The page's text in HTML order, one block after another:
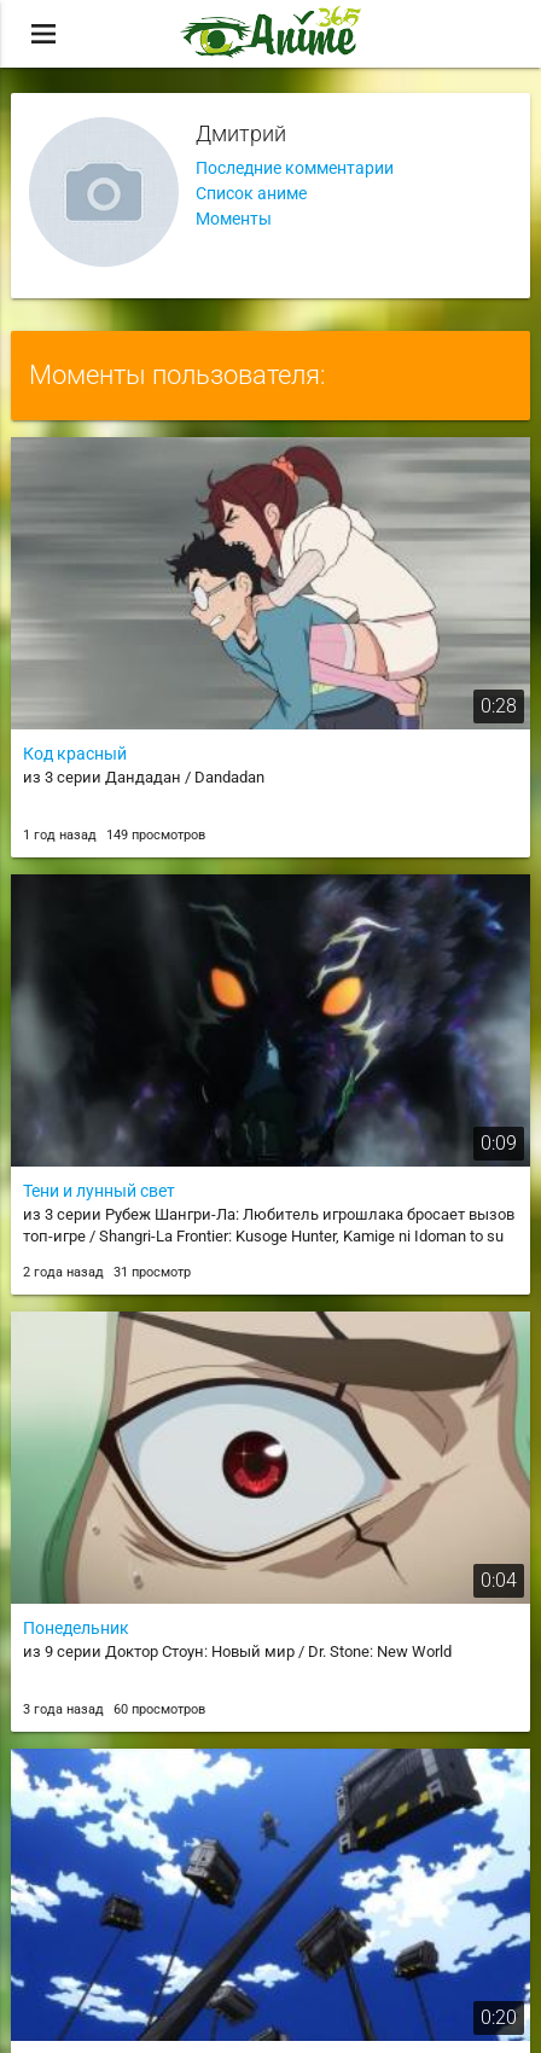
menu
Дмитрий
Последние комментарии
Список аниме
Моменты
Моменты пользователя:
0:28
Код красный
из 3 серии Дандадан / Dandadan
1 год назад 149 просмотров
0:09
Тени и лунный свет
из 3 серии Рубеж Шангри-Ла: Любитель игрошлака бросает вызов
топ-игре / Shangri-La Frontier: Kusoge Hunter, Kamige ni Idoman to su
2 года назад 31 просмотр
0:04
Понедельник
из 9 серии Доктор Стоун: Новый мир / Dr. Stone: New World
3 года назад 60 просмотров
0:20